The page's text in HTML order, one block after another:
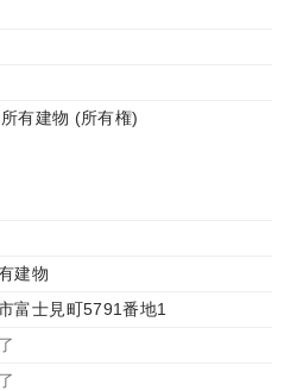
有建物 (所有権)
建物
富士見町5791番地1